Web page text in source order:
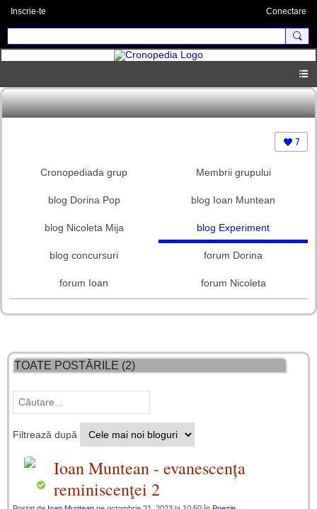
Inscrie-te Conectare
7
Cronopediada grup Membrii grupului
blog Dorina Pop blog Ioan Muntean
blog Nicoleta Mija blog Experiment
blog concursuri forum Dorina
forum Ioan forum Nicoleta
TOATE POSTĂRILE (2)
Filtrează după
Ioan Muntean - evanescența
reminiscenţei 2